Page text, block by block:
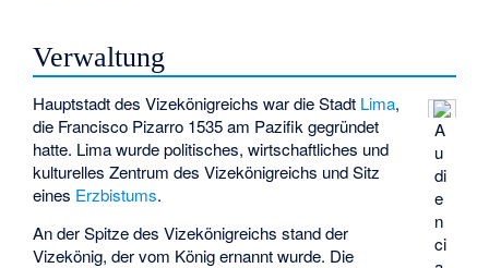
Verwaltung
A
u
di
e
n
ci
Hauptstadt des Vizekönigreichs war die Stadt Lima,
die Francisco Pizarro 1535 am Pazifik gegründet
hatte. Lima wurde politisches, wirtschaftliches und
kulturelles Zentrum des Vizekönigreichs und Sitz
eines Erzbistums.
An der Spitze des Vizekönigreichs stand der
Vizekönig, der vom König ernannt wurde. Die